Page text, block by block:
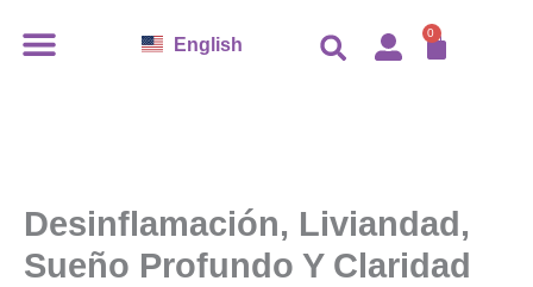
English 0
Desinflamación, Liviandad,
Sueño Profundo Y Claridad